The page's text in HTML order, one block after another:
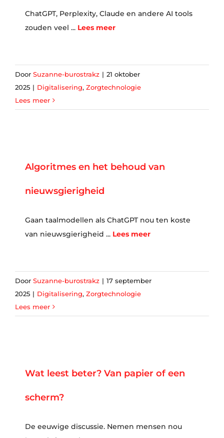
ChatGPT, Perplexity, Claude en andere AI tools
zouden veel ... Lees meer
Door Suzanne-burostrakz | 21 oktober
2025 | Digitalisering, Zorgtechnologie
Lees meer
Algoritmes en het behoud van
nieuwsgierigheid
Gaan taalmodellen als ChatGPT nou ten koste
van nieuwsgierigheid ... Lees meer
Door Suzanne-burostrakz | 17 september
2025 | Digitalisering, Zorgtechnologie
Lees meer
Wat leest beter? Van papier of een
scherm?
De eeuwige discussie. Nemen mensen nou